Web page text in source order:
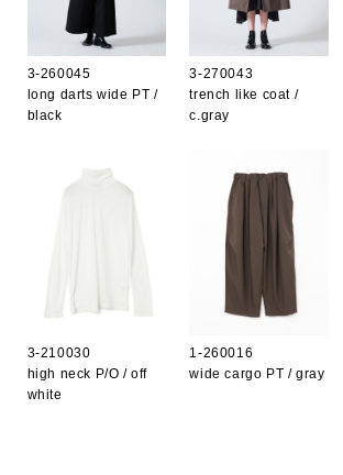
3-260045
long darts wide PT /
black
3-270043
trench like coat /
c.gray
3-210030
high neck P/O / off
white
1-260016
wide cargo PT / gray